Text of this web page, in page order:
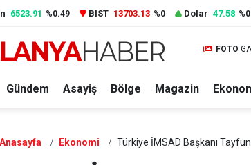
6523.91 %0.49 BIST 13703.13 %0 Dolar 47.58
FOTO
Gündem Asayiş Bölge Magazin
Anasayfa Ekonomi Türkiye İMSAD Başkanı